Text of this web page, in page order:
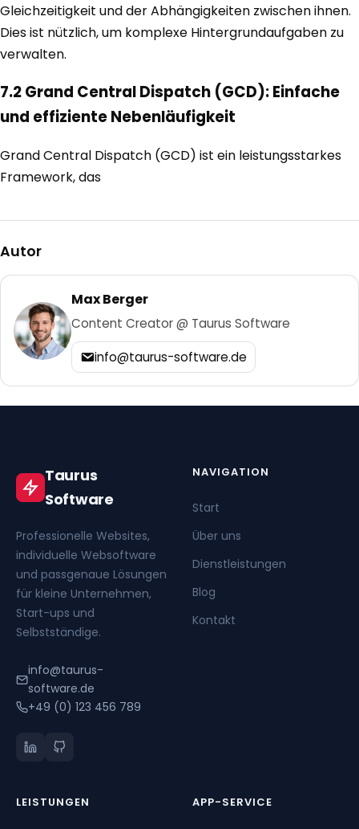
Gleichzeitigkeit und der Abhängigkeiten zwischen ihnen.
Dies ist nützlich, um komplexe Hintergrundaufgaben zu
verwalten.
7.2 Grand Central Dispatch (GCD): Einfache
und effiziente Nebenläufigkeit
Grand Central Dispatch (GCD) ist ein leistungsstarkes
Framework, das
Autor
Max Berger
Content Creator @ Taurus Software
info@taurus-software.de
Taurus
Software
Professionelle Websites,
individuelle Websoftware
und passgenaue Lösungen
für kleine Unternehmen,
Start-ups und
Selbstständige.
info@taurus-
software.de
+49 (0) 123 456 789
NAVIGATION
Start
Über uns
Dienstleistungen
Blog
Kontakt
LEISTUNGEN APP-SERVICE